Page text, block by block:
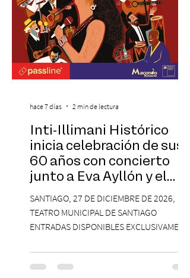
Inti-Illimani Histórico
inicia celebración de sus
60 años con concierto
junto a Eva Ayllón y el
Cuarteto Austral en el
Teatro Municipal de
Santiago
SANTIAGO, 27 DE DICIEMBRE DE 2026,
TEATRO MUNICIPAL DE SANTIAGO
ENTRADAS DISPONIBLES EXCLUSIVAMENTE
agrupación ícono de la Nueva Canción
Chilena conmemorará su legado de 60
hace 7 días 2 min de lectura